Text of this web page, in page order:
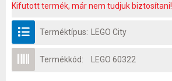
Kifutott termék, már nem tudjuk biztosítani!
Terméktípus: LEGO City
Termékkód: LEGO 60322